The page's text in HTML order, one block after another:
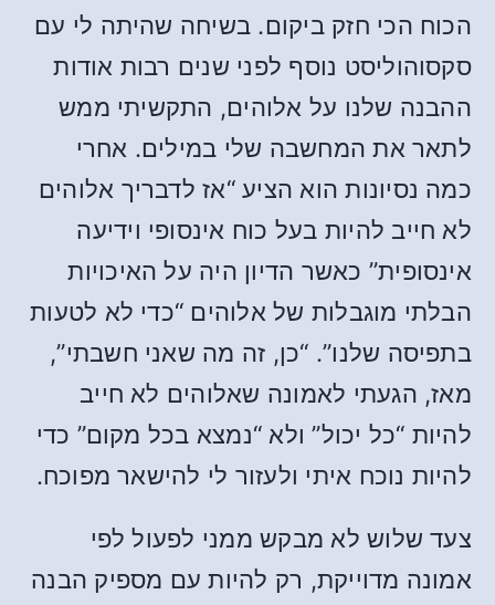
הכוח הכי חזק ביקום. בשיחה שהיתה לי עם
סקסוהוליסט נוסף לפני שנים רבות אודות
ההבנה שלנו על אלוהים, התקשיתי ממש
לתאר את המחשבה שלי במילים. אחרי
כמה נסיונות הוא הציע “אז לדבריך אלוהים
לא חייב להיות בעל כוח אינסופי וידיעה
אינסופית” כאשר הדיון היה על האיכויות
הבלתי מוגבלות של אלוהים “כדי לא לטעות
בתפיסה שלנו”. “כן, זה מה שאני חשבתי”,
מאז, הגעתי לאמונה שאלוהים לא חייב
להיות “כל יכול” ולא “נמצא בכל מקום” כדי
להיות נוכח איתי ולעזור לי להישאר מפוכח.
צעד שלוש לא מבקש ממני לפעול לפי
אמונה מדוייקת, רק להיות עם מספיק הבנה